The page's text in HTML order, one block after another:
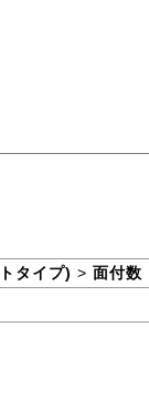
タイプ) > 面付数